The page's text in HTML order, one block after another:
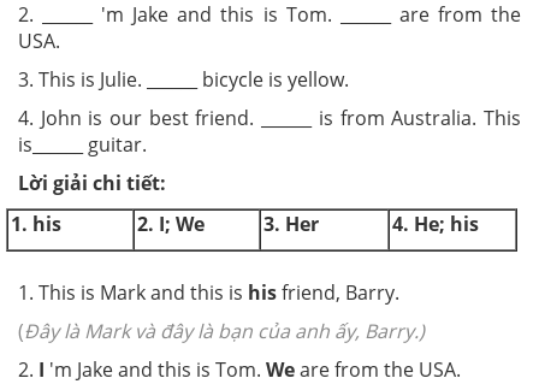
2. ______ 'm Jake and this is Tom. ______ are from the
USA.
3. This is Julie. ______ bicycle is yellow.
4. John is our best friend. ______ is from Australia. This
is______ guitar.
Lời giải chi tiết:
1. his
2. I; We 3. Her 4. He; his
1. This is Mark and this is hisfriend, Barry.
(Đây là Mark và đây là bạn của anh ấy, Barry.)
2. I 'm Jake and this is Tom. Weare from the USA.